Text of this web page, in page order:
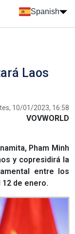
Spanish
Laos
10/01/2023, 16:58
VOVWORLD
Pham Minh
y copresidirá la
entre los
de enero.